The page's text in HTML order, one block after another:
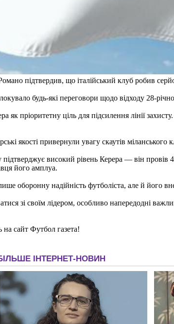
підтвердив, що італійський клуб робив
будь-які переговори щодо відходу 28-
як пріоритетну ціль для підсилення лінії
якості привернули увагу скаутів
високий рівень Керера — він провів
його амплуа.
оборонну надійність футболіста, але й його
зі своїм лідером, особливо напередодні
сайт Футбол газета!